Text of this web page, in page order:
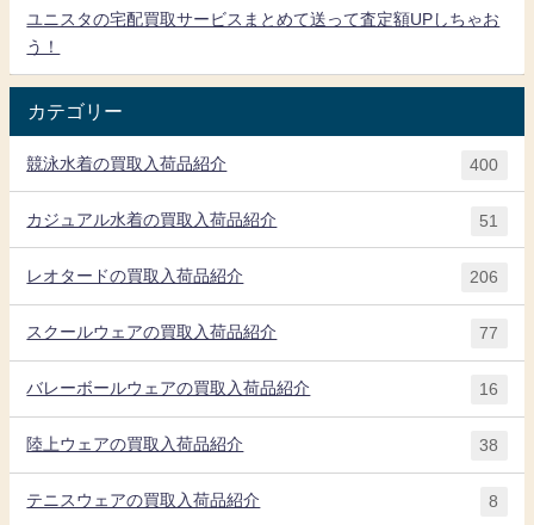
ユニスタの宅配買取サービスまとめて送って査定額UPしちゃお
う！
カテゴリー
競泳水着の買取入荷品紹介 400
カジュアル水着の買取入荷品紹介 51
レオタードの買取入荷品紹介 206
スクールウェアの買取入荷品紹介 77
バレーボールウェアの買取入荷品紹介 16
陸上ウェアの買取入荷品紹介 38
テニスウェアの買取入荷品紹介 8